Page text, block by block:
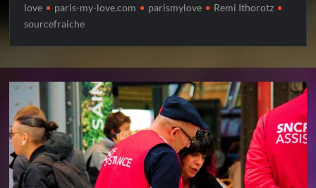
love
paris-my-love.com parismylove
Remi Ithorotz
sourcefraiche